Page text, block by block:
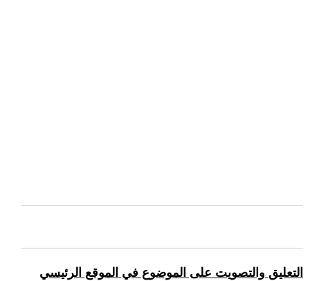
التعليق والتصويت على الموضوع في الموقع الرئيسي